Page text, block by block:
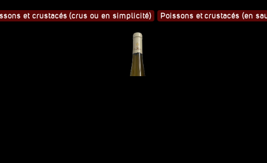
et crustacés (crus ou en simplicité) Poissons et crustacés (en